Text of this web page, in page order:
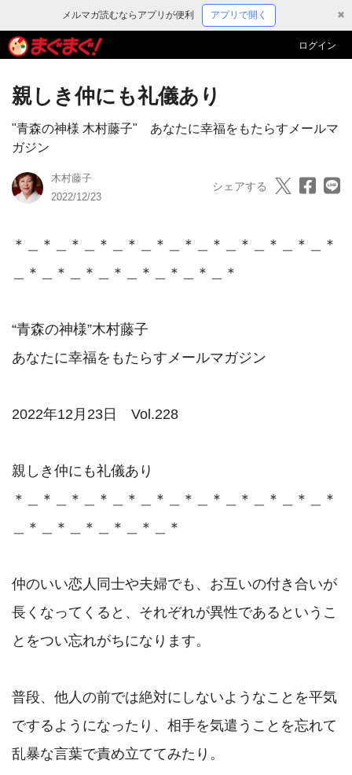
メルマガ読むならアプリが便利 アプリで開く ✖
ログイン
親しき仲にも礼儀あり
"青森の神様 木村藤子" あなたに幸福をもたらすメールマ
ガジン
木村藤子
2022/12/23
シェアする
＊＿＊＿＊＿＊＿＊＿＊＿＊＿＊＿＊＿＊＿＊＿＊
＿＊＿＊＿＊＿＊＿＊＿＊＿＊＿＊
“青森の神様”木村藤子
あなたに幸福をもたらすメールマガジン
2022年12月23日　Vol.228
親しき仲にも礼儀あり
＊＿＊＿＊＿＊＿＊＿＊＿＊＿＊＿＊＿＊＿＊＿＊
＿＊＿＊＿＊＿＊＿＊＿＊
仲のいい恋人同士や夫婦でも、お互いの付き合いが
長くなってくると、それぞれが異性であるというこ
とをつい忘れがちになります。
普段、他人の前では絶対にしないようなことを平気
でするようになったり、相手を気遣うことを忘れて
乱暴な言葉で責め立ててみたり。